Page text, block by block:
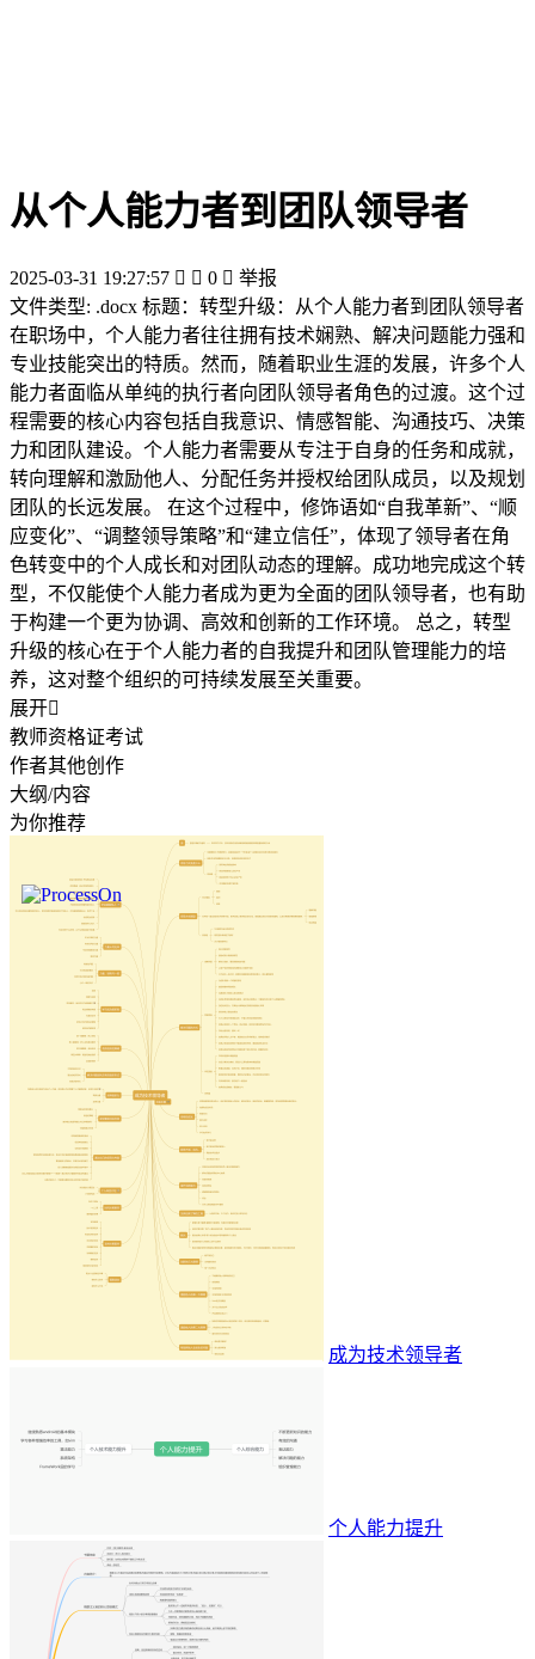
从个人能力者到团队领导者
2025-03-31 19:27:57   0  举报
文件类型: .docx 标题：转型升级：从个人能力者到团队领导者
在职场中，个人能力者往往拥有技术娴熟、解决问题能力强和
专业技能突出的特质。然而，随着职业生涯的发展，许多个人
能力者面临从单纯的执行者向团队领导者角色的过渡。这个过
程需要的核心内容包括自我意识、情感智能、沟通技巧、决策
力和团队建设。个人能力者需要从专注于自身的任务和成就，
转向理解和激励他人、分配任务并授权给团队成员，以及规划
团队的长远发展。 在这个过程中，修饰语如“自我革新”、“顺
应变化”、“调整领导策略”和“建立信任”，体现了领导者在角
色转变中的个人成长和对团队动态的理解。成功地完成这个转
型，不仅能使个人能力者成为更为全面的团队领导者，也有助
于构建一个更为协调、高效和创新的工作环境。 总之，转型
升级的核心在于个人能力者的自我提升和团队管理能力的培
养，这对整个组织的可持续发展至关重要。
展开
教师资格证考试
作者其他创作
大纲/内容
为你推荐
成为技术领导者
个人能力提升